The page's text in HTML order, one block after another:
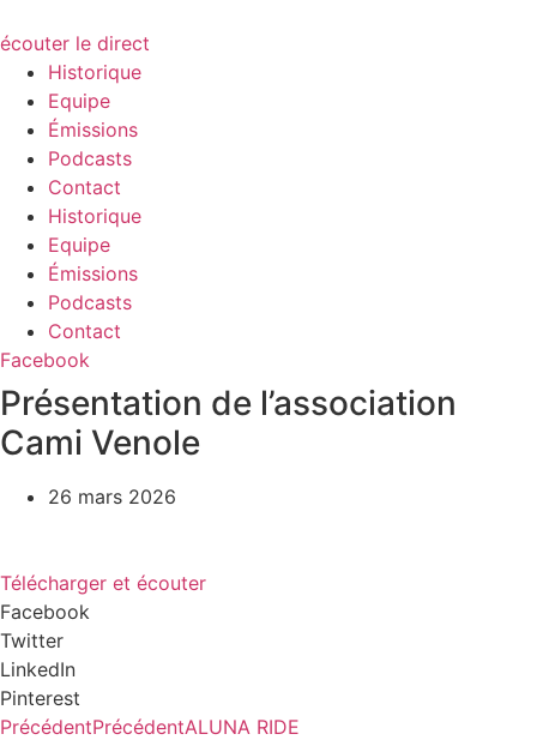
écouter le direct
Historique
Equipe
Émissions
Podcasts
Contact
Historique
Equipe
Émissions
Podcasts
Contact
Facebook
Présentation de l’association
Cami Venole
26 mars 2026
Télécharger et écouter
Facebook
Twitter
LinkedIn
Pinterest
PrécédentPrécédentALUNA RIDE